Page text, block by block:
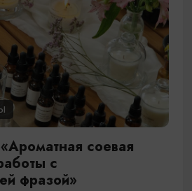
соевая
с
фразой»